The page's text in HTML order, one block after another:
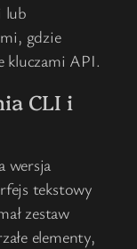
lub
gdzie
kluczami API.
CLI i
wersja
tekstowy
zestaw
elementy,